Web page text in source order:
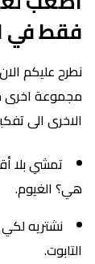
فقط في
نطرح عليكم
مجموعة اخرى
الاخرى الى
تمشي بلا
هي؟ الغيوم.
نشتريه
التابوت.